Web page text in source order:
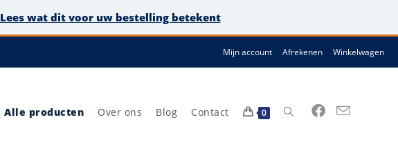
Lees wat dit voor uw bestelling betekent
Mijn account Afrekenen Winkelwagen
Alle producten Over ons Blog Contact 0 Toggle